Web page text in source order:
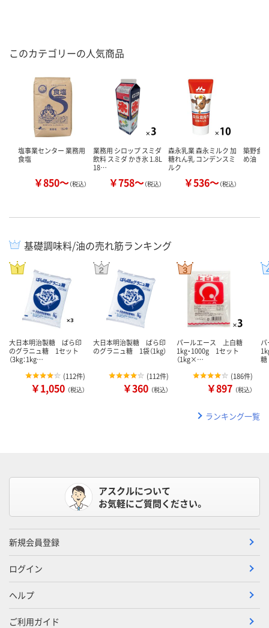
このカテゴリーの人気商品
塩事業センター 業務用
食塩
￥850～（税込）
業務用 シロップ スミダ
飲料 スミダ かき氷 1.8L
18…
￥758～（税込）
森永乳業 森永ミルク 加
糖れん乳 コンデンスミ
ルク
￥536～（税込）
築野食
め油
基礎調味料/油の売れ筋ランキング
大日本明治製糖 ばら印
のグラニュ糖 1セット
（3kg：1kg…
(112件)
￥1,050 （税込）
大日本明治製糖 ばら印
のグラニュ糖 1袋（1kg）
(112件)
￥360 （税込）
パールエース 上白糖
1kg・1000g 1セット
（1kg×…
(186件)
￥897 （税込）
ランキング一覧
アスクルについて
お気軽にご質問ください。
新規会員登録
ログイン
ヘルプ
ご利用ガイド